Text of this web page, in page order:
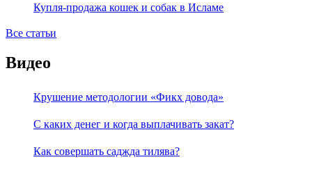
Купля-продажа кошек и собак в Исламе
Все статьи
Видео
Крушение методологии «Фикх довода»
С каких денег и когда выплачивать закат?
Как совершать саджда тилява?